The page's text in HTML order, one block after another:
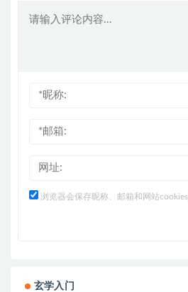
浏览器会保存昵称、邮箱和网站
玄学入门